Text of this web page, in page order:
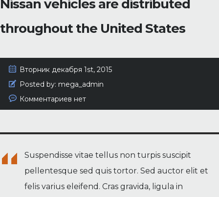
Nissan vehicles are distributed
throughout the United States
Вторник декабря 1st, 2015
Posted by: mega_admin
Комментариев нет
Suspendisse vitae tellus non turpis suscipit
pellentesque sed quis tortor. Sed auctor elit et
felis varius eleifend. Cras gravida, ligula in